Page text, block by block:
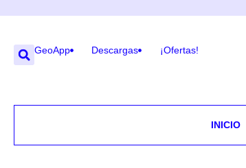
GeoApp Descargas ¡Ofertas!
INICIO